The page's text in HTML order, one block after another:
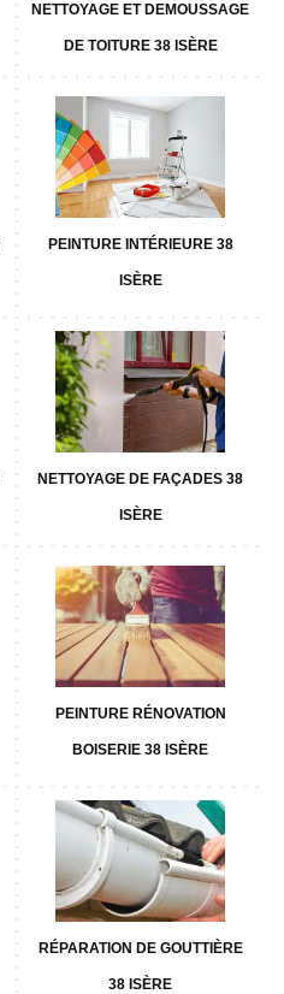
NETTOYAGE ET DEMOUSSAGE
DE TOITURE 38 ISÈRE
PEINTURE INTÉRIEURE 38
ISÈRE
NETTOYAGE DE FAÇADES 38
ISÈRE
PEINTURE RÉNOVATION
BOISERIE 38 ISÈRE
RÉPARATION DE GOUTTIÈRE
38 ISÈRE